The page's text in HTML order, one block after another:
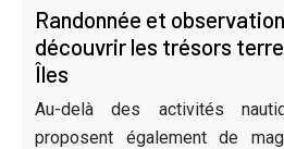
Randonnée et
découvrir les trésors
Îles
Au-delà des activités
proposent également de